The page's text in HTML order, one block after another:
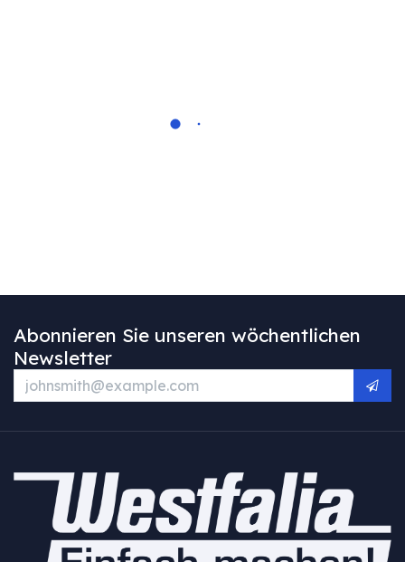
Abonnieren Sie unseren wöchentlichen
Newsletter